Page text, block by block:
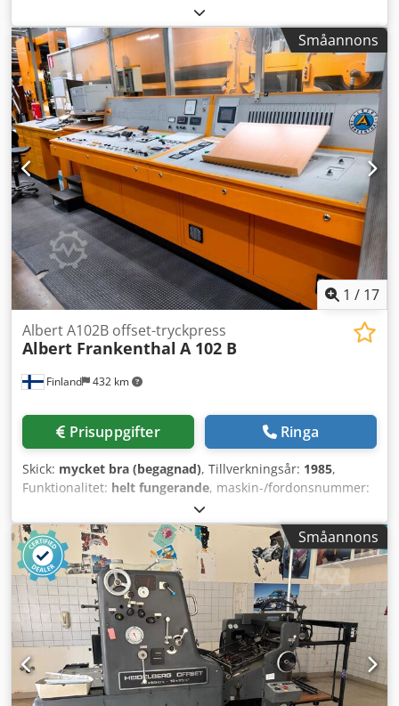
, STC-Ref: G-022-7717 Heidelberg GTO-52,
tillverkningsår: 1985, tryckantal: ca 20 miljoner. Format:
360x520 mm, 1 färg Dedpfezfimnox Ahisck Utrustning: -
Pulveraggregat - Varn Compac III - Minus-version -->
Tillgänglig från: 08/2026
Småannons
1 / 17
Finland 432 km
Albert A102B offset-tryckpress
Albert Frankenthal A 102 B
Prisuppgifter Ringa
Skick: mycket bra (begagnad), Tillverkningsår: 1985,
Funktionalitet: helt fungerande, maskin-/fordonsnummer:
, Albert Frankenthal A 102 B skärlängd 900 mm
Specifik boktryckspress Årsmodell: 12.1985 Max hastighet:
22 000 ark/timme Arbetshastighet: 18 500 ark/timme
Dcedjzcn Dbepfx Ahiok Cylinderomkrets: 900 mm Max
papperbredd: 650 mm Längd med tork: 19,5 m Bredd: 1,85
m (utan extrautrustning) Höjd: 3,10 m (utan
extrautrustning) Maskinens leveransomfattning inkluderar:
(se även ritning på bilderna) - Albert statopaster,
automatisk rullsbyte under tryckning - Albert Einzugswerk,
pappersinmatningsenhet - Albert Druckeinheit, tryckenhet
utrustad med: - Baldwin fuktningssystem med styrning
Småannons